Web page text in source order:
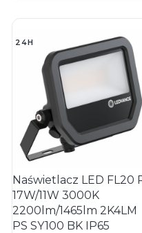
24H
Naświetlacz LED FL20
17W/11W 3000K
2200lm/1465lm 2K4LM
PS SY100 BK IP65